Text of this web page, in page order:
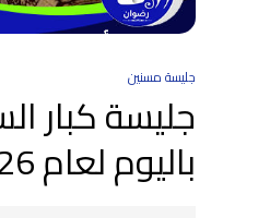
جليسة مسنين
جليسة كبار
باليوم لعام 2026 – 2027